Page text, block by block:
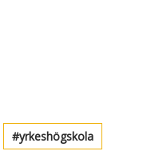
yrkeshögskola